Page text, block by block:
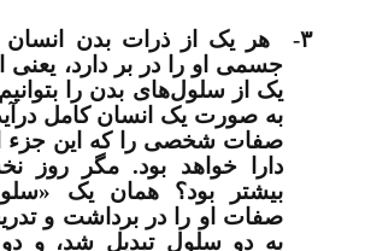
۳-
هر یک از ذرات بدن
جسمی او را در بر دارد، یعنی
یک از سلول‌های بدن را
به صورت یک انسان کامل
صفات شخصی را که این جزء
دارا خواهد بود. مگر
بیشتر بود؟ همان یک
صفات او را در برداشت و
به دو سلول تبدیل شد، و